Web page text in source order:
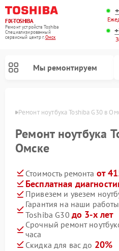
FIX-TOSHIBA
Ремонт устройств Toshiba
Специализированный
cервисный центр г.Омск
Мы ремонтируем
Ремонт ноутбука Toshiba G30 в
Ремонт ноутбука
Омске
Стоимость ремонта от
Бесплатная
Привезем и увезем
Гарантия на наши
Toshiba G30 до 3-х лет
Срочный ремонт
часа
Скидка для вас до 20%